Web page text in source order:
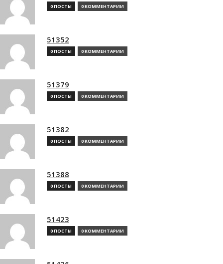
0 ПОСТЫ 0 КОММЕНТАРИИ
51352
0 ПОСТЫ 0 КОММЕНТАРИИ
51379
0 ПОСТЫ 0 КОММЕНТАРИИ
51382
0 ПОСТЫ 0 КОММЕНТАРИИ
51388
0 ПОСТЫ 0 КОММЕНТАРИИ
51423
0 ПОСТЫ 0 КОММЕНТАРИИ